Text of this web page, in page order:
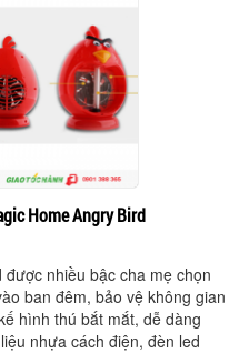
Home Angry Bird
nhiều bậc cha mẹ chọn
ban đêm, bảo vệ không gian
hình thú bắt mắt, dễ dàng
nhựa cách điện, đèn led